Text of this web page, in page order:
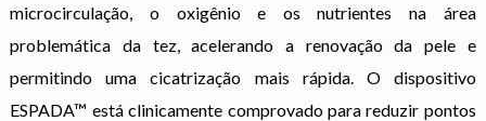
microcirculação, o oxigênio e os nutrientes na área
problemática da tez, acelerando a renovação da pele e
permitindo uma cicatrização mais rápida. O dispositivo
ESPADA™ está clinicamente comprovado para reduzir pontos